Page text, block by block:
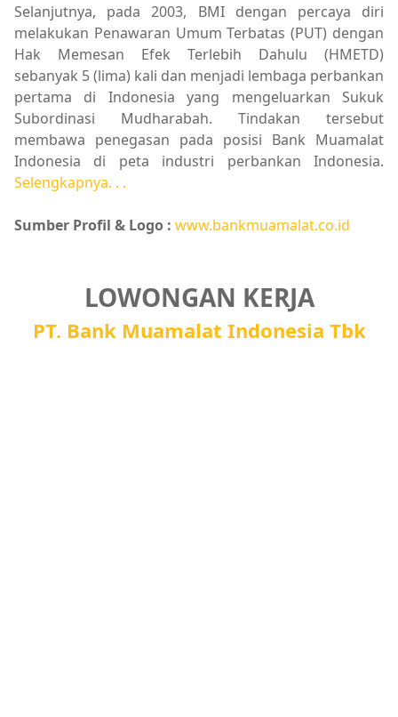
Selanjutnya, pada 2003, BMI dengan percaya diri
melakukan Penawaran Umum Terbatas (PUT) dengan
Hak Memesan Efek Terlebih Dahulu (HMETD)
sebanyak 5 (lima) kali dan menjadi lembaga perbankan
pertama di Indonesia yang mengeluarkan Sukuk
Subordinasi Mudharabah. Tindakan tersebut
membawa penegasan pada posisi Bank Muamalat
Indonesia di peta industri perbankan Indonesia.
Selengkapnya. . .
Sumber Profil & Logo : www.bankmuamalat.co.id
LOWONGAN KERJA
PT. Bank Muamalat Indonesia Tbk